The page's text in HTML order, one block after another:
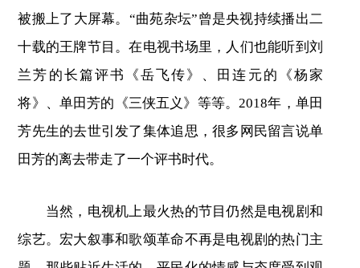
被搬上了大屏幕。“曲苑杂坛”曾是央视持续播出二
十载的王牌节目。在电视书场里，人们也能听到刘
兰芳的长篇评书《岳飞传》、田连元的《杨家
将》、单田芳的《三侠五义》等等。2018年，单田
芳先生的去世引发了集体追思，很多网民留言说单
田芳的离去带走了一个评书时代。
当然，电视机上最火热的节目仍然是电视剧和
综艺。宏大叙事和歌颂革命不再是电视剧的热门主